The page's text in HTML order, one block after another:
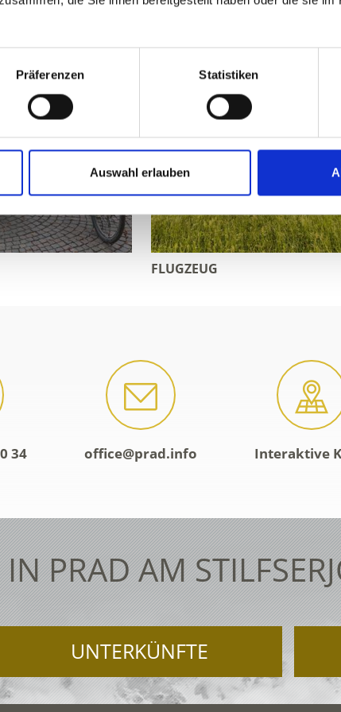
Präferenzen Statistiken
Auswahl erlauben
FLUGZEUG
34 office@prad.info Interaktive
PRAD AM
UNTERKÜNFTE